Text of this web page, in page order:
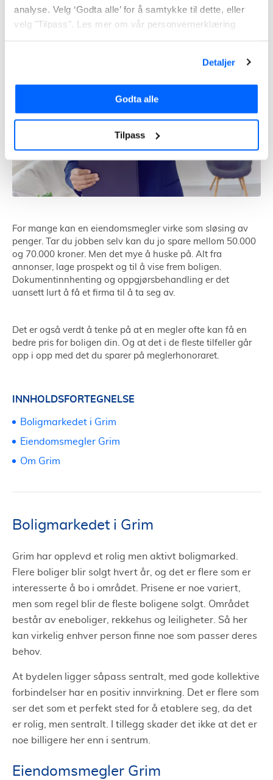
analyse. Velg ‘Godta alle’ for å samtykke til dette, eller
velg "Tilpass". Les mer om vår personvernerklæring
Detaljer
Godta alle
Tilpass
For mange kan en eiendomsmegler virke som sløsing av
penger. Tar du jobben selv kan du jo spare mellom 50.000
og 70.000 kroner. Men det mye å huske på. Alt fra
annonser, lage prospekt og til å vise frem boligen.
Dokumentinnhenting og oppgjørsbehandling er det
uansett lurt å få et firma til å ta seg av.
Det er også verdt å tenke på at en megler ofte kan få en
bedre pris for boligen din. Og at det i de fleste tilfeller går
opp i opp med det du sparer på meglerhonoraret.
Boligmarkedet i Grim
Grim har opplevd et rolig men aktivt boligmarked.
Flere boliger blir solgt hvert år, og det er flere som er
interesserte å bo i området. Prisene er noe variert,
men som regel blir de fleste boligene solgt. Området
består av eneboliger, rekkehus og leiligheter. Så her
kan virkelig enhver person finne noe som passer deres
behov.
At bydelen ligger såpass sentralt, med gode kollektive
forbindelser har en positiv innvirkning. Det er flere som
ser det som et perfekt sted for å etablere seg, da det
er rolig, men sentralt. I tillegg skader det ikke at det er
noe billigere her enn i sentrum.
Eiendomsmegler Grim
INNHOLDSFORTEGNELSE
Boligmarkedet i Grim
Eiendomsmegler Grim
Om Grim